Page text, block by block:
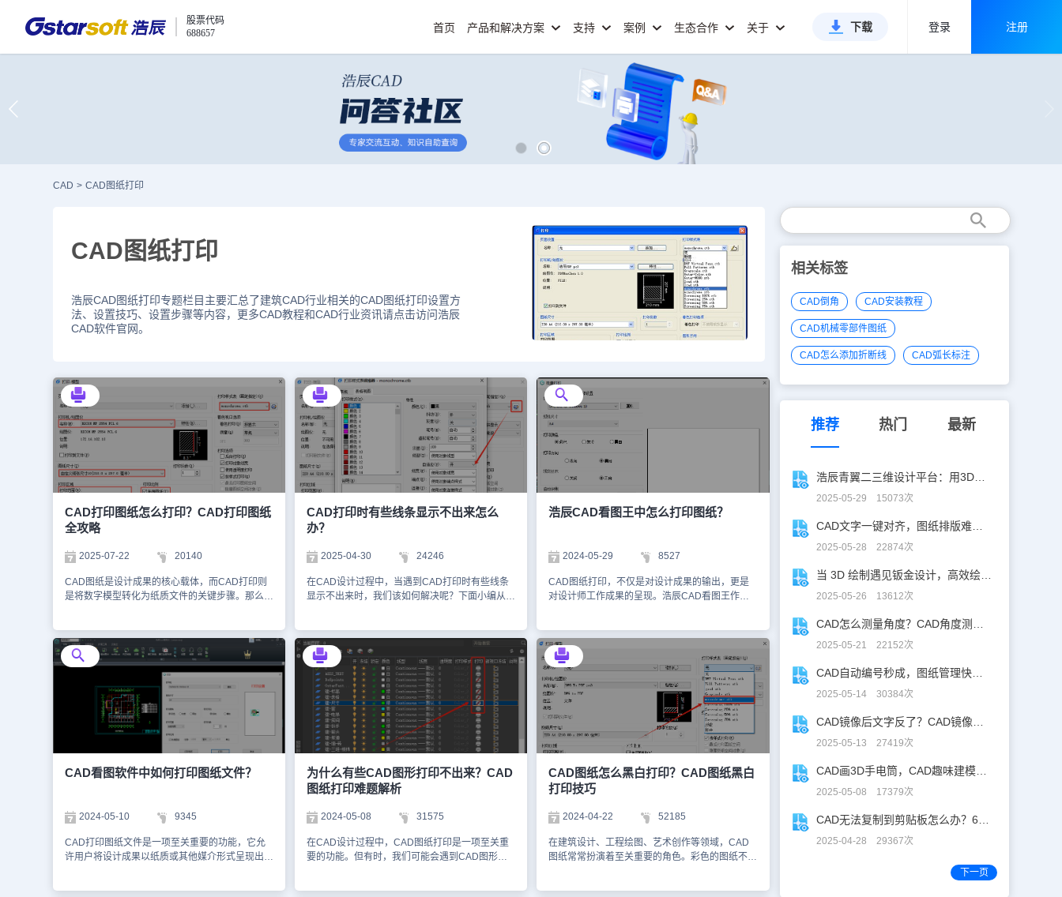
股票代码
688657
首页 产品和解决方案 支持 案例 生态合作 关于 下载 登录 注册
CAD > CAD图纸打印
CAD图纸打印
浩辰CAD图纸打印专题栏目主要汇总了建筑CAD行业相关的CAD图纸打印设置方
法、设置技巧、设置步骤等内容，更多CAD教程和CAD行业资讯请点击访问浩辰
CAD软件官网。
CAD打印图纸怎么打印？CAD打印图纸
全攻略
2025-07-22 20140
CAD图纸是设计成果的核心载体，而CAD打印则
是将数字模型转化为纸质文件的关键步骤。那么，
操作步骤：1、打开打印对话框在浩辰CAD中打开
图纸文件后，调用CAD打印快捷键【Ctrl+P】，打
开【打印-模型】对话框。2、选择打印机与纸张在
【打印-模型】对话框中，点击【打印机/绘图仪】
下拉框，选择合适的打印设备。3、设置CAD打印
参数（1）图纸尺寸：在【图纸尺寸】下拉菜单
中，选择标准纸张（如 A4、A3）或自定义尺寸。
（2）打印范围：选择【窗口】后，点击【窗口】
按钮，框选需打印的图框区域。（3）打印比例：
勾选【布满图纸】，系统将自动缩放，或者是自定
义比例，确保图纸与实际尺寸一致。（4）打印偏
打印样式：在【打印样式表】下拉菜单选择打印样
式表统一线宽与颜色。（6）方向与位置：在【图
形方向】选择【纵向】或【横向】。4、预览与打
印CAD打印参数设置完成后，点击【预览】检查
CAD打印时有些线条显示不出来怎么
办？
2025-04-30 24246
在CAD设计过程中，当遇到CAD打印时有些线条
显示不出来时，我们该如何解决呢？下面小编从多
时部分线条不显示的解决办法：1、图层被关闭或
冻结当图形线条所在的CAD图层被关闭或冻结
时，那么该图层上的所有线条在CAD打印时都不
会显示。解决办法：在浩辰CAD中打开图纸文件
后，调用LA命令打开【图层特性管理器】，确保
需要打印的图层处于打开和解冻状态。2、图层被
设置为不可打印即使CAD图层是打开和未冻结
的，但如果该图层的【打印】属性被设置为
【否】，那么该图层上的线条也不会被打印出来。
解决办法：在浩辰CAD中打开图纸文件后，调用
LA命令打开【图层特性管理器】，找到对应的图
层，查看其打印状态。如果关闭了，则需要将其开
启。3、线型比例设置不当某些CAD线型（如虚
线、点划线等）的显示效果取决于线型比例。如果
CAD线型比例设置过大或过小，可能会出现线条
在屏幕上显示正常，但在CAD打印时不正常，甚
浩辰CAD看图王中怎么打印图纸？
2024-05-29 8527
CAD图纸打印，不仅是对设计成果的输出，更是
对设计师工作成果的呈现。浩辰CAD看图王作为
么，你知道浩辰CAD看图王中怎么打印图纸吗？
接下来，小编给大家分享浩辰CAD看图王电脑版
中打印图纸的方法步骤，一起来看看吧！浩辰
CAD看图王打印图纸步骤：1、首先启动【浩辰
CAD看图王】电脑版软件，并打开需要打印的图
纸文件，然后点击【文件】菜单栏的【打印】按
钮，或者是直接调用CAD打印命令快捷键
【Ctrl+P】。2、执行命令后，即可调出【打印】
对话框，在其中根据实际需求设置打印图纸尺寸、
颜色、方向等等，设置完成后，直接点击【打印】
按钮即可。总之，浩辰CAD看图王电脑版中的
CAD打印功能十分便捷和灵活，能够满足用户在
各种情况下的打印需求。通过简单的设置和操作，
用户即可轻松地将CAD图纸打印出来，为工作和
学习提供便利。
CAD看图软件中如何打印图纸文件？
2024-05-10 9345
CAD打印图纸文件是一项至关重要的功能，它允
许用户将设计成果以纸质或其他媒介形式呈现出
为什么有些CAD图形打印不出来？CAD
图纸打印难题解析
2024-05-08 31575
在CAD设计过程中，CAD图纸打印是一项至关重
要的功能。但有时，我们可能会遇到CAD图形无
CAD图纸怎么黑白打印？CAD图纸黑白
打印技巧
2024-04-22 52185
在建筑设计、工程绘图、艺术创作等领域，CAD
图纸常常扮演着至关重要的角色。彩色的图纸不仅
相关标签
CAD倒角 CAD安装教程
CAD机械零部件图纸
CAD怎么添加折断线 CAD弧长标注
推荐 热门 最新
2025-05-29 15073次
2025-05-28 22874次
2025-05-26 13612次
2025-05-21 22152次
2025-05-14 30384次
2025-05-13 27419次
2025-05-08 17379次
2025-04-28 29367次
下一页